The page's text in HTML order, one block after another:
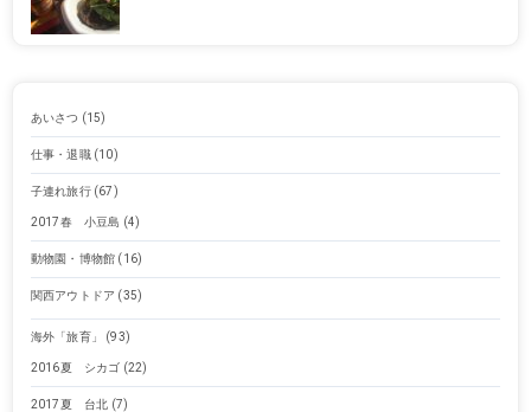
あいさつ (15)
仕事・退職 (10)
子連れ旅行(67)
2017春 小豆島 (4)
動物園・博物館 (16)
関西アウトドア (35)
海外「旅育」 (93)
2016夏 シカゴ (22)
2017夏 台北 (7)